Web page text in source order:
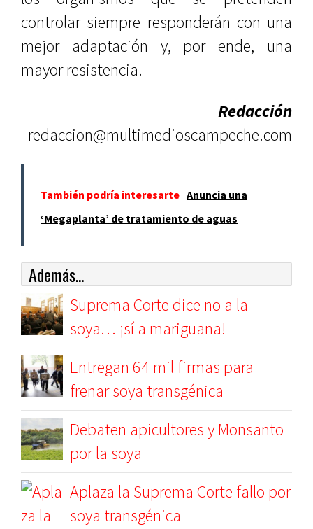
controlar siempre responderán con una
mejor adaptación y, por ende, una
mayor resistencia.
Redacción
redaccion@multimedioscampeche.com
También podría interesarte Anuncia una
‘Megaplanta’ de tratamiento de aguas
Además...
Suprema Corte dice no a la
soya… ¡sí a mariguana!
Entregan 64 mil firmas para
frenar soya transgénica
Debaten apicultores y Monsanto
por la soya
Aplaza la Suprema Corte fallo por
soya transgénica